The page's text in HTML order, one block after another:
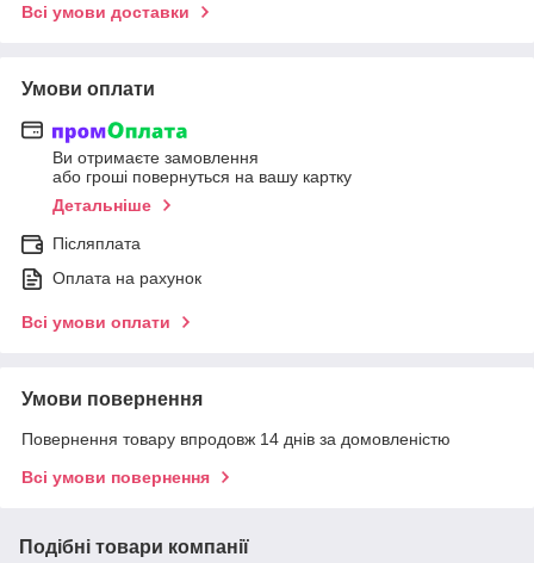
Всі умови доставки
Умови оплати
Ви отримаєте замовлення
або гроші повернуться на вашу картку
Детальніше
Післяплата
Оплата на рахунок
Всі умови оплати
Умови повернення
Повернення товару впродовж 14 днів за домовленістю
Всі умови повернення
Подібні товари компанії